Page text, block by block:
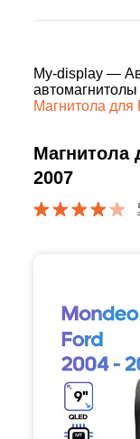
My-display —
автомагнитолы
Магнитола для
Магнитола
2007